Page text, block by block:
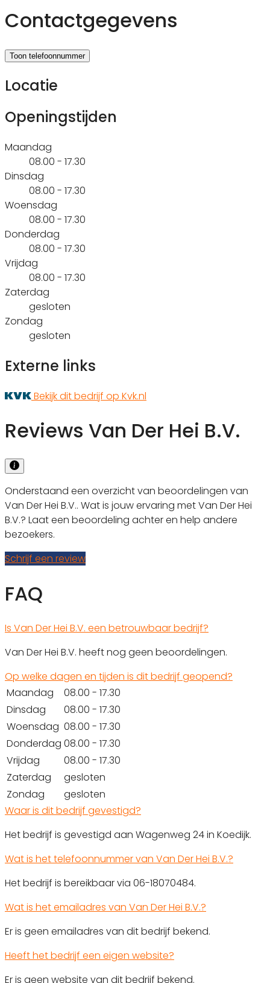
Contactgegevens
Toon telefoonnummer
Locatie
Openingstijden
Maandag
08.00 - 17.30
Dinsdag
08.00 - 17.30
Woensdag
08.00 - 17.30
Donderdag
08.00 - 17.30
Vrijdag
08.00 - 17.30
Zaterdag
gesloten
Zondag
gesloten
Externe links
Bekijk dit bedrijf op Kvk.nl
Reviews Van Der Hei B.V.
Onderstaand een overzicht van beoordelingen van
Van Der Hei B.V.. Wat is jouw ervaring met Van Der Hei
B.V.? Laat een beoordeling achter en help andere
bezoekers.
Schrijf een review
FAQ
Is Van Der Hei B.V. een betrouwbaar bedrijf?
Van Der Hei B.V. heeft nog geen beoordelingen.
Op welke dagen en tijden is dit bedrijf geopend?
Maandag
08.00 - 17.30
Dinsdag
08.00 - 17.30
Woensdag 08.00 - 17.30
Donderdag 08.00 - 17.30
Vrijdag
08.00 - 17.30
Zaterdag
gesloten
Zondag
gesloten
Waar is dit bedrijf gevestigd?
Het bedrijf is gevestigd aan Wagenweg 24 in Koedijk.
Wat is het telefoonnummer van Van Der Hei B.V.?
Het bedrijf is bereikbaar via 06-18070484.
Wat is het emailadres van Van Der Hei B.V.?
Er is geen emailadres van dit bedrijf bekend.
Heeft het bedrijf een eigen website?
Er is geen website van dit bedrijf bekend.